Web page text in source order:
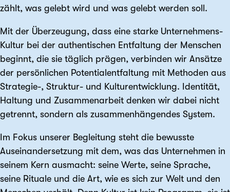
zählt, was gelebt wird und was gelebt werden soll.
Mit der Überzeugung, dass eine starke Unternehmens-
Kultur bei der authentischen Entfaltung der Menschen
beginnt, die sie täglich prägen, verbinden wir Ansätze
der persönlichen Potentialentfaltung mit Methoden aus
Strategie-, Struktur- und Kulturentwicklung. Identität,
Haltung und Zusammenarbeit denken wir dabei nicht
getrennt, sondern als zusammenhängendes System.
Im Fokus unserer Begleitung steht die bewusste
Auseinandersetzung mit dem, was das Unternehmen in
seinem Kern ausmacht: seine Werte, seine Sprache,
seine Rituale und die Art, wie es sich zur Welt und den